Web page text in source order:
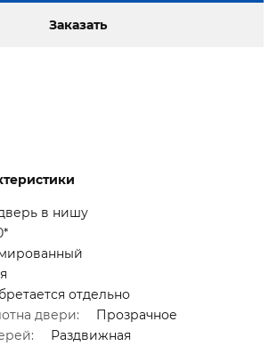
Заказать
в нишу
отдельно
двери:
Прозрачное
Раздвижная